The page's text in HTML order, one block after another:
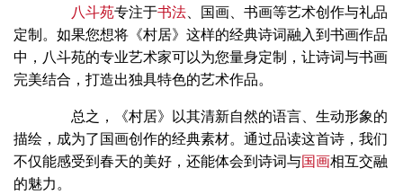
八斗苑专注于书法、国画、书画等艺术创作与礼品
定制。如果您想将《村居》这样的经典诗词融入到书画作品
中，八斗苑的专业艺术家可以为您量身定制，让诗词与书画
完美结合，打造出独具特色的艺术作品。
总之，《村居》以其清新自然的语言、生动形象的
描绘，成为了国画创作的经典素材。通过品读这首诗，我们
不仅能感受到春天的美好，还能体会到诗词与国画相互交融
的魅力。